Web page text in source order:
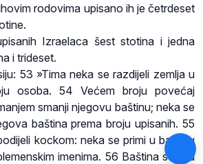
rodovima upisano ih je četrdeset
Izraelaca šest stotina i jedna
i trideset.
53 »Tima neka se razdijeli zemlja u
osoba. 54 Većem broju povećaj
smanji njegovu baštinu; neka se
baština prema broju upisanih. 55
kockom: neka se primi u baštinu
imenima. 56 Baština se ima